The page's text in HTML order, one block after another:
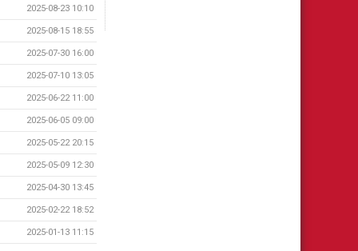
2025-08-23 10:10
2025-08-15 18:55
2025-07-30 16:00
2025-07-10 13:05
2025-06-22 11:00
2025-06-05 09:00
2025-05-22 20:15
2025-05-09 12:30
2025-04-30 13:45
2025-02-22 18:52
2025-01-13 11:15